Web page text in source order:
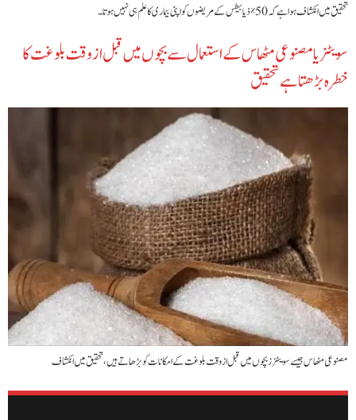
تحقیق میں انکشاف ہوا ہے کہ 50٪ ذیابیطس کے مریضوں کو اپنی بیماری کا علم ہی نہیں ہوتا۔
سویٹنر یا مصنوعی مٹھاس کے استعمال سے بچوں میں قبل از وقت بلوغت کا
خطرہ بڑھتا ہے تحقیق
مصنوعی مٹھاس جیسے سویٹنرز بچوں میں قبل از وقت بلوغت کے امکانات کو بڑھاتے ہیں، تحقیق میں انکشاف